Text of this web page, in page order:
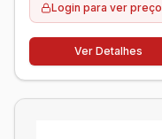
Login para ver preço
Ver Detalhes